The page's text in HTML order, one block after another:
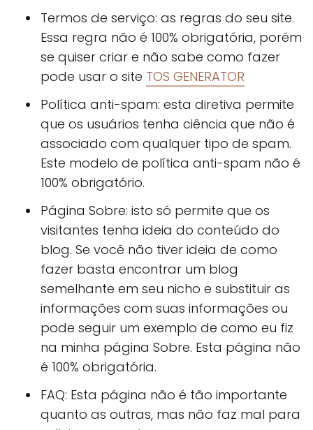
Termos de serviço: as regras do seu site.
Essa regra não é 100% obrigatória, porém
se quiser criar e não sabe como fazer
pode usar o site TOS GENERATOR
Política anti-spam: esta diretiva permite
que os usuários tenha ciência que não é
associado com qualquer tipo de spam.
Este modelo de política anti-spam não é
100% obrigatório.
Página Sobre: isto só permite que os
visitantes tenha ideia do conteúdo do
blog. Se você não tiver ideia de como
fazer basta encontrar um blog
semelhante em seu nicho e substituir as
informações com suas informações ou
pode seguir um exemplo de como eu fiz
na minha página Sobre. Esta página não
é 100% obrigatória.
FAQ: Esta página não é tão importante
quanto as outras, mas não faz mal para